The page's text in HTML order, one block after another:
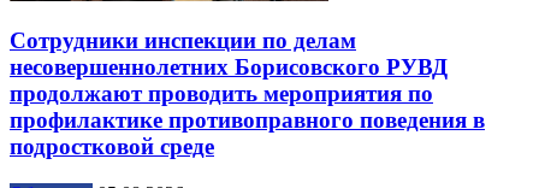
Сотрудники инспекции по делам
несовершеннолетних Борисовского РУВД
продолжают проводить мероприятия по
профилактике противоправного поведения в
подростковой среде